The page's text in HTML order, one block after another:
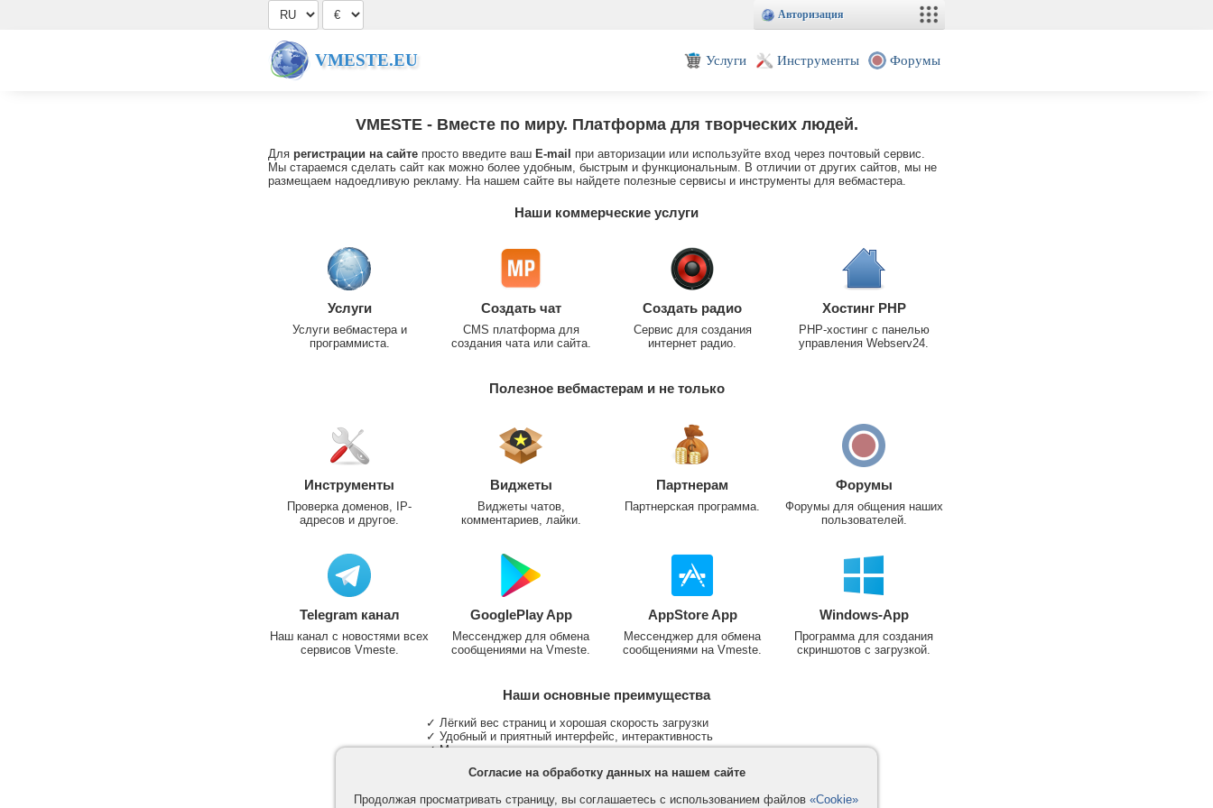
Авторизация
VMESTE.EU Услуги Инструменты Форумы
VMESTE- Вместе по миру. Платформа для творческих людей.
Для регистрации на сайте просто введите ваш E-mail
при авторизации или используйте вход через почтовый сервис.
Мы стараемся сделать сайт как можно более удобным, быстрым и функциональным. В отличии от других сайтов, мы не
размещаем надоедливую рекламу. На нашем сайте вы найдете полезные сервисы и инструменты для вебмастера.
Наши коммерческие услуги
Услуги
Услуги вебмастера и
программиста.
Создать чат
CMS платформа для
создания чата или сайта.
Создать радио
Сервис для создания
интернет радио.
Хостинг PHP
PHP-хостинг с панелью
управления Webserv24.
Полезное вебмастерам и не только
Инструменты
Проверка доменов, IP-
адресов и другое.
Виджеты
Виджеты чатов,
комментариев, лайки.
Партнерам
Партнерская программа.
Форумы
Форумы для общения наших
пользователей.
Telegram канал
Наш канал с новостями всех
сервисов Vmeste.
GooglePlay App
Мессенджер для обмена
сообщениями на Vmeste.
AppStore App
Мессенджер для обмена
сообщениями на Vmeste.
Windows-App
Программа для создания
скриншотов с загрузкой.
Наши основные преимущества
✓ Лёгкий вес страниц и хорошая скорость загрузки
✓ Удобный и приятный интерфейс, интерактивность
✓ Мы не размещаем надоедливую рекламу
✓ Участие в группах и сообществах
✓ Поддержка основных типов и больших файлов
Согласие на обработку данных на нашем сайте
Продолжая просматривать страницу, вы соглашаетесь с использованием файлов «Cookie»